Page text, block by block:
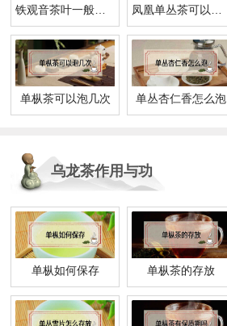
单枞茶可以泡几次 单丛杏仁香怎么泡
乌龙茶作用与功
效
单枞如何保存 单枞茶的存放